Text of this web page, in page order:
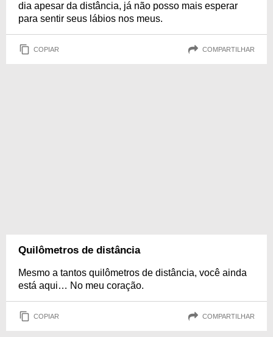
dia apesar da distância, já não posso mais esperar
para sentir seus lábios nos meus.
COPIAR COMPARTILHAR
Quilômetros de distância
Mesmo a tantos quilômetros de distância, você ainda
está aqui… No meu coração.
COPIAR COMPARTILHAR